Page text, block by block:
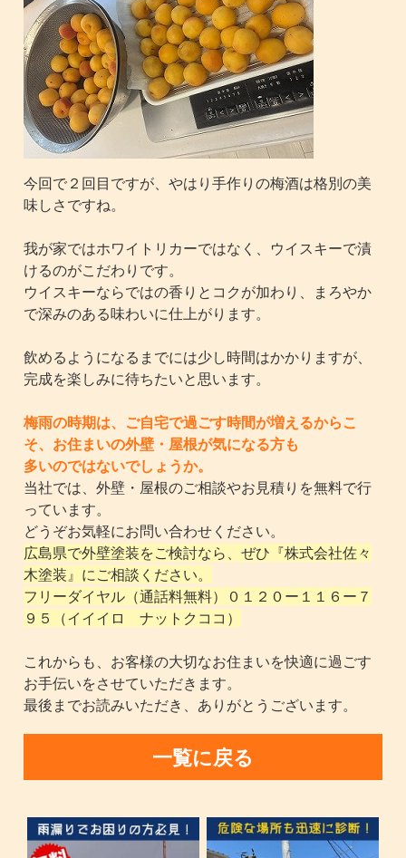
今回で２回目ですが、やはり手作りの梅酒は格別の美
味しさですね。
我が家ではホワイトリカーではなく、ウイスキーで漬
けるのがこだわりです。
ウイスキーならではの香りとコクが加わり、まろやか
で深みのある味わいに仕上がります。
飲めるようになるまでには少し時間はかかりますが、
完成を楽しみに待ちたいと思います。
梅雨の時期は、ご自宅で過ごす時間が増えるからこ
そ、お住まいの外壁・屋根が気になる方も
多いのではないでしょうか。
当社では、外壁・屋根のご相談やお見積りを無料で行
っています。
どうぞお気軽にお問い合わせください。
広島県で外壁塗装をご検討なら、ぜひ『株式会社佐々
木塗装』にご相談ください。
フリーダイヤル（通話料無料）０１２０ー１１６ー７
９５（イイイロ ナットクココ）
これからも、お客様の大切なお住まいを快適に過ごす
お手伝いをさせていただきます。
最後までお読みいただき、ありがとうございます。
一覧に戻る